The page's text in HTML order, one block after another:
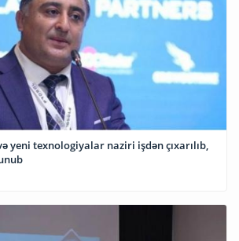
yeni texnologiyalar naziri işdən çıxarılıb,